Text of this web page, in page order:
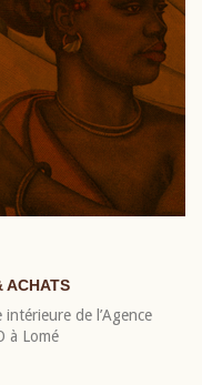
ACHATS
de l’Agence
à Lomé